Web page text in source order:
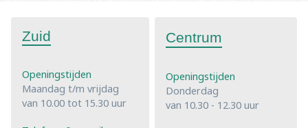
Zuid
Openingstijden
Maandag t/m vrijdag
van 10.00 tot 15.30 uur
Centrum
Openingstijden
Donderdag
van 10.30 - 12.30 uur